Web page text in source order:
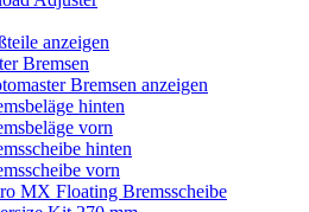
anzeigen
Bremsen
Bremsen anzeigen
hinten
vorn
hinten
vorn
MX Floating Bremsscheibe